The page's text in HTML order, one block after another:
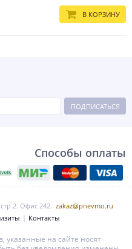
В КОРЗИНУ
ПОДПИСАТЬСЯ
Способы оплаты
2. Офис 242. zakaz@pnevmo.ru
Контакты
указанные на сайте носят